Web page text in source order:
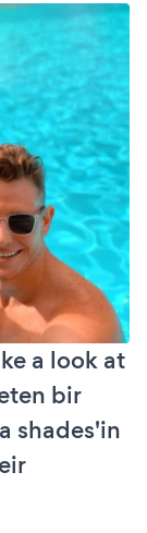
a look at
bir
shades'in